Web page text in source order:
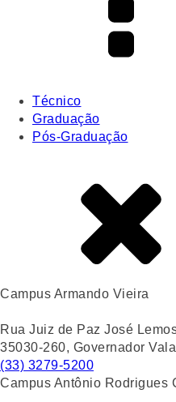
Técnico
Graduação
Pós-Graduação
Campus Armando Vieira
Rua Juiz de Paz José
35030-260, Governador
(33) 3279-5200
Campus Antônio Rodrigues